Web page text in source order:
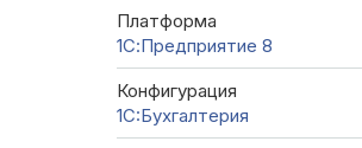
Платформа
1С:Предприятие 8
Конфигурация
1C:Бухгалтерия